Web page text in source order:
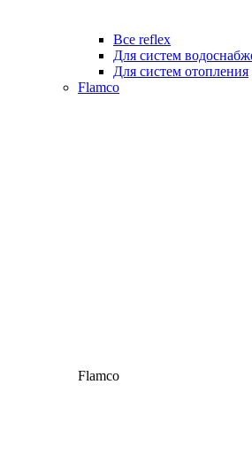
Все reflex
Для систем
Для систем отопления
Flamco
Flamco